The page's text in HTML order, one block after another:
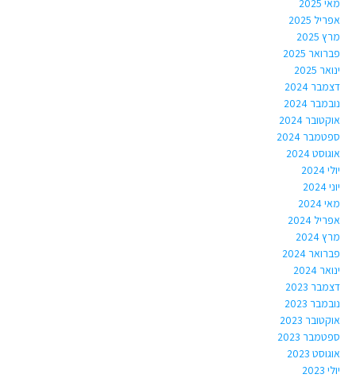
אפריל 2025
מרץ 2025
פברואר 2025
ינואר 2025
דצמבר 2024
נובמבר 2024
אוקטובר 2024
ספטמבר 2024
אוגוסט 2024
יולי 2024
יוני 2024
מאי 2024
אפריל 2024
מרץ 2024
פברואר 2024
ינואר 2024
דצמבר 2023
נובמבר 2023
אוקטובר 2023
ספטמבר 2023
אוגוסט 2023
יולי 2023